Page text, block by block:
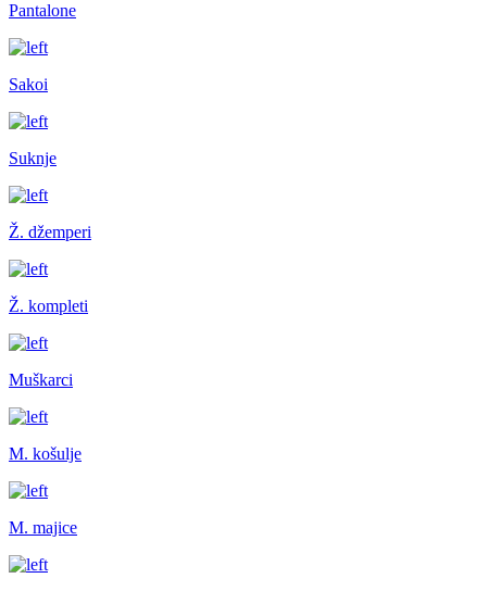
Pantalone
Sakoi
Suknje
Ž. džemperi
Ž. kompleti
Muškarci
M. košulje
M. majice